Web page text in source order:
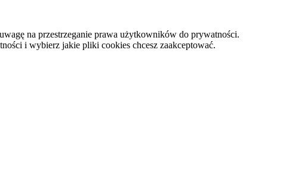
na przestrzeganie prawa użytkowników do prywatności.
i wybierz jakie pliki cookies chcesz zaakceptować.